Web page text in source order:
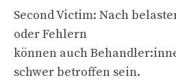
Second Victim: Nach
oder Fehlern
können auch
schwer betroffen sein.